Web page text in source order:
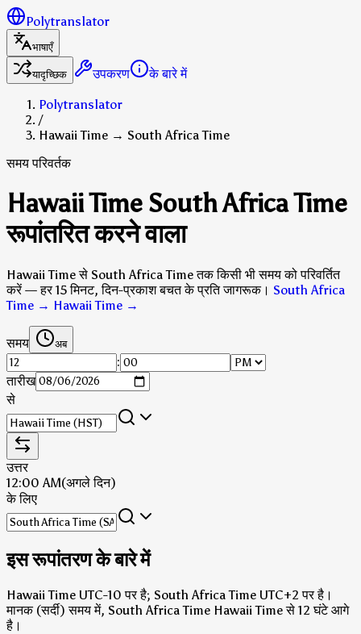
Polytranslator
भाषाएँ
यादृच्छिक
उपकरण
के बारे में
Polytranslator
/
Hawaii Time → South Africa Time
समय परिवर्तक
Hawaii Time South Africa Time
रूपांतरित करने वाला
Hawaii Time से South Africa Time तक किसी भी समय को परिवर्तित
करें — हर 15 मिनट, दिन-प्रकाश बचत के प्रति जागरूक। South Africa
Time → Hawaii Time →
समय अब
:
तारीख
से
उत्तर
12:00 AM(अगले दिन)
के लिए
इस रूपांतरण के बारे में
Hawaii Time UTC-10 पर है; South Africa Time UTC+2 पर है।
मानक (सर्दी) समय में, South Africa Time Hawaii Time से 12 घंटे आगे
है।